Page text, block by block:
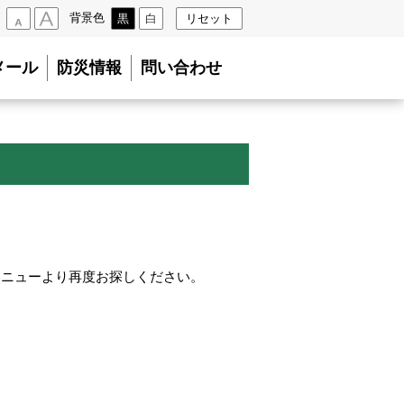
背景色 黒 白 リセット
ール 防災情報 問い合わせ
ューより再度お探しください。